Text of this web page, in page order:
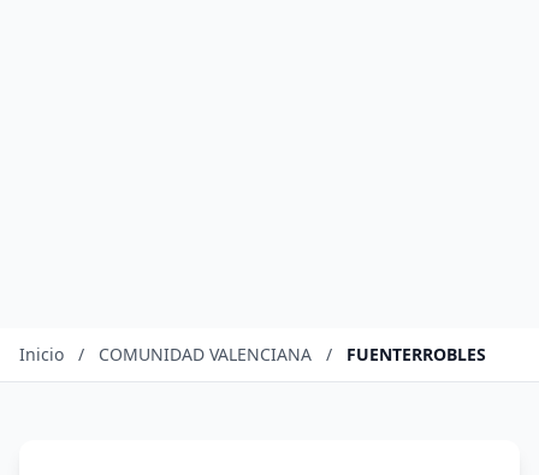
Inicio / COMUNIDAD VALENCIANA / FUENTERROBLES